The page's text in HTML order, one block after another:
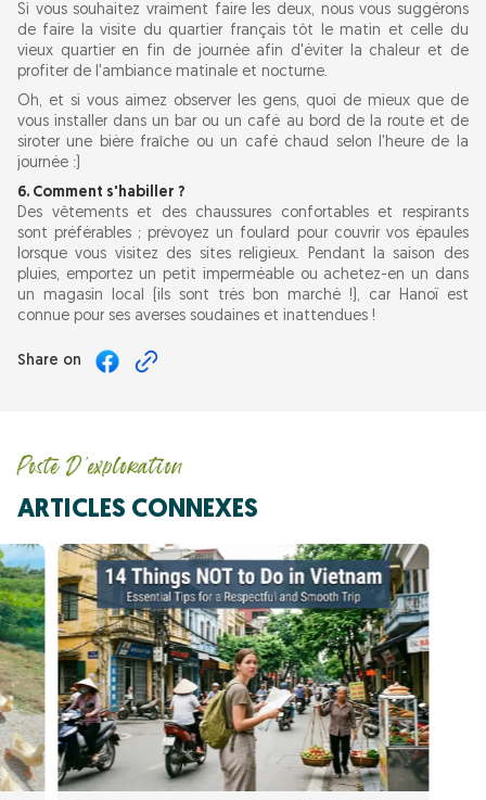
Si vous souhaitez vraiment faire les deux, nous vous suggérons
de faire la visite du quartier français tôt le matin et celle du
vieux quartier en fin de journée afin d'éviter la chaleur et de
profiter de l'ambiance matinale et nocturne.
Oh, et si vous aimez observer les gens, quoi de mieux que de
vous installer dans un bar ou un café au bord de la route et de
siroter une bière fraîche ou un café chaud selon l'heure de la
journée :)
6. Comment s'habiller ?
Des vêtements et des chaussures confortables et respirants
sont préférables ; prévoyez un foulard pour couvrir vos épaules
lorsque vous visitez des sites religieux. Pendant la saison des
pluies, emportez un petit imperméable ou achetez-en un dans
un magasin local (ils sont très bon marché !), car Hanoï est
connue pour ses averses soudaines et inattendues !
Share on
Poste D'exploration
ARTICLES CONNEXES